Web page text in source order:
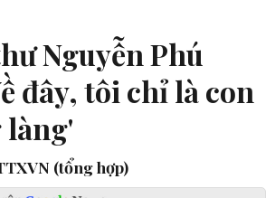
Nguyễn Phú
đây, tôi chỉ là con
làng'
(tổng hợp)